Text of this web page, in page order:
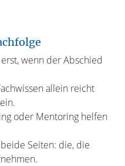
wenn der Abschied
allein reicht
oder Mentoring helfen
Seiten: die, die